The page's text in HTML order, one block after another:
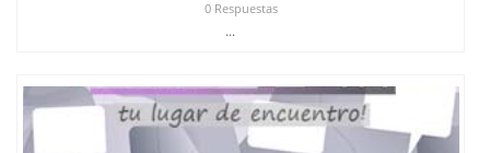
年，简称SJSU，是加州历史悠久的大学之一，也是美
西地区的公立大学之一。位于圣何塞市San Jose中
茅的毕业薪资，浓厚的多元化学术氛围，杰出的本科
教育质量，被《福克斯》杂志评选为全美50强公立综
合性大学，每年有来自世界各地的成百上千的海外学
0 Respuestas
...